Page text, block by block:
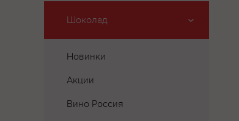
Шоколад
Новинки
Акции
Вино Россия